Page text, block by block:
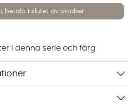
betala i slutet av oktober
i denna serie och färg
att konversationen sparas